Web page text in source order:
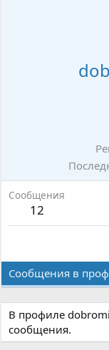
Сообщения
12
Сообщения в
В профиле
сообщения.